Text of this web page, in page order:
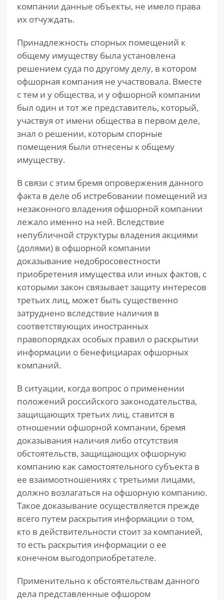
компании данные объекты, не имело права
их отчуждать.
Принадлежность спорных помещений к
общему имуществу была установлена
решением суда по другому делу, в котором
офшорная компания не участвовала. Вместе
с тем и у общества, и у офшорной компании
был один и тот же представитель, который,
участвуя от имени общества в первом деле,
знал о решении, которым спорные
помещения были отнесены к общему
имуществу.
В связи с этим бремя опровержения данного
факта в деле об истребовании помещений из
незаконного владения офшорной компании
лежало именно на ней. Вследствие
непубличной структуры владения акциями
(долями) в офшорной компании
доказывание недобросовестности
приобретения имущества или иных фактов, с
которыми закон связывает защиту интересов
третьих лиц, может быть существенно
затруднено вследствие наличия в
соответствующих иностранных
правопорядках особых правил о раскрытии
информации о бенефициарах офшорных
компаний.
В ситуации, когда вопрос о применении
положений российского законодательства,
защищающих третьих лиц, ставится в
отношении офшорной компании, бремя
доказывания наличия либо отсутствия
обстоятельств, защищающих офшорную
компанию как самостоятельного субъекта в
ее взаимоотношениях с третьими лицами,
должно возлагаться на офшорную компанию.
Такое доказывание осуществляется прежде
всего путем раскрытия информации о том,
кто в действительности стоит за компанией,
то есть раскрытия информации о ее
конечном выгодоприобретателе.
Применительно к обстоятельствам данного
дела представленные офшором